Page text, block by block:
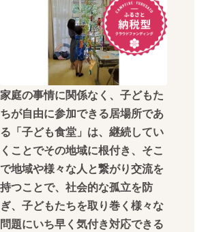
アート・写真
テクノロジー・ガジェット
映像・映画
ビジネス・起業
まちづくり・地域活性化
CAMPFIRE for Social Good
CAMPFIREふるさと納税machi-ya
家庭の事情に関係なく、子どもた
ちが自由に参加できる居場所であ
る「子ども食堂」は、継続してい
くことでその地域に根付き、そこ
で地域や様々な人と繋がり交流を
持つことで、社会的な孤立を防
ぎ、子どもたちを取り巻く様々な
問題にいち早く気付き対応できる